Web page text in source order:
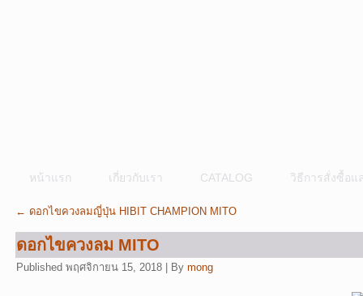
หน้าแรก เกี่ยวกับเรา CATALOG วิธีการสั่งซื้อแ
← ดอกไขควงลมญี่ปุ่น HIBIT CHAMPION MITO
ดอกไขควงลม MITO
Published พฤศจิกายน 15, 2018 By mong